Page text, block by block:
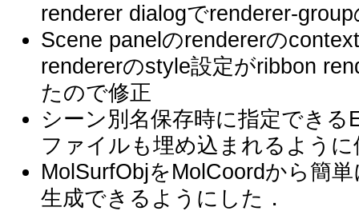
renderer dialogでrenderer-
Scene panelのrendererの
rendererのstyle設定がribbon
たので修正
シーン別名保存時に指定でき
ファイルも埋め込まれるように
MolSurfObjをMolCoordから簡
生成できるようにした．